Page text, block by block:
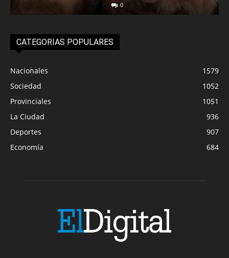
0
CATEGORIAS POPULARES
Nacionales
1579
Sociedad
1052
Provinciales
1051
La Ciudad
936
Deportes
907
Economía
684